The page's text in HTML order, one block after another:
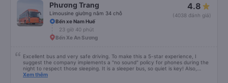
Phương Trang
Limousine giường nằm 34 chỗ
4.8
(4038 đánh giá)
Bến xe Nam Huế
23 giờ 40 phút
Bến Xe An Sương
Excellent bus and very safe driving. To make this a 5-star experience, I
suggest the company implements a "no sound" policy for phones during the
night to respect those sleeping. It is a sleeper bus, so quiet is key! Also,
please display the Wi-Fi password clearly inside the cabin for convenience. I
Xem thêm